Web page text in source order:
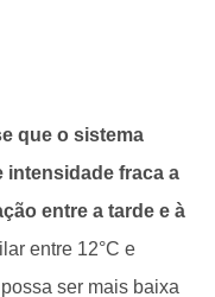
que o sistema
intensidade fraca a
entre a tarde e à
entre 12°C e
ser mais baixa